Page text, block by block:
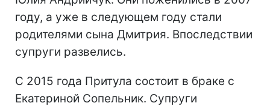
году, а уже в следующем году стали
родителями сына Дмитрия. Впоследствии
супруги развелись.
С 2015 года Притула состоит в браке с
Екатериной Сопельник. Супруги